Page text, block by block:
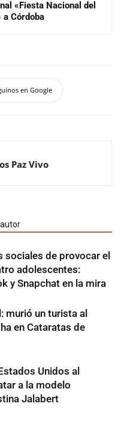
«Fiesta Nacional del
a Córdoba
en Google
Paz Vivo
sociales de provocar el
adolescentes:
y Snapchat en la mira
murió un turista al
en Cataratas de
Unidos al
a la modelo
Jalabert